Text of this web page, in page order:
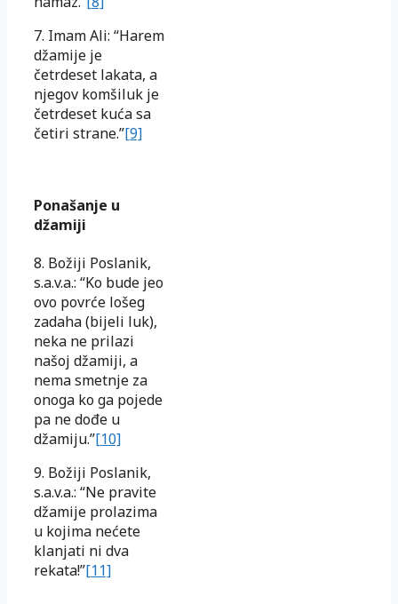
7. Imam Ali: “Harem
džamije je
četrdeset lakata, a
njegov komšiluk je
četrdeset kuća sa
četiri strane.”[9]
Ponašanje u
džamiji
8. Božiji Poslanik,
s.a.v.a.: “Ko bude jeo
ovo povrće lošeg
zadaha (bijeli luk),
neka ne prilazi
našoj džamiji, a
nema smetnje za
onoga ko ga pojede
pa ne dođe u
džamiju.”[10]
9. Božiji Poslanik,
s.a.v.a.: “Ne pravite
džamije prolazima
u kojima nećete
klanjati ni dva
rekata!”[11]